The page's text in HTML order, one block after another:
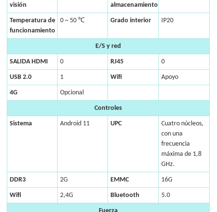
visión
almacenamiento
Temperatura de
funcionamiento
0 ~ 50 ℃ Grado interior IP20
E/S y red
SALIDA HDMI 0 RJ45 0
USB 2.0 1 Wifi Apoyo
4G Opcional
Controles
Sistema Android 11 UPC
Cuatro núcleos,
con una
frecuencia
máxima de 1,8
GHz.
DDR3 2G EMMC 16G
Wifi 2,4G Bluetooth 5.0
Fuerza